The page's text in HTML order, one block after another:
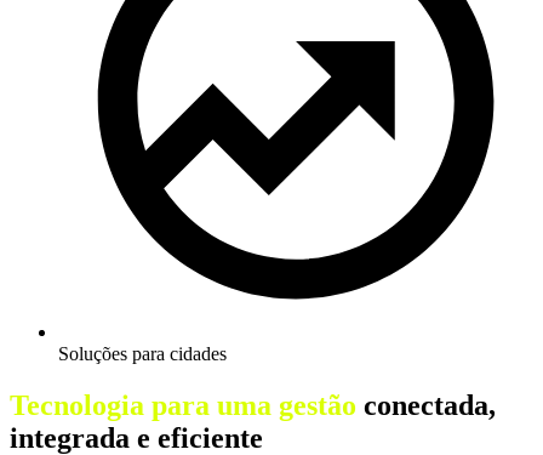
Soluções para cidades
Tecnologia para uma gestão conectada,
integrada e eficiente